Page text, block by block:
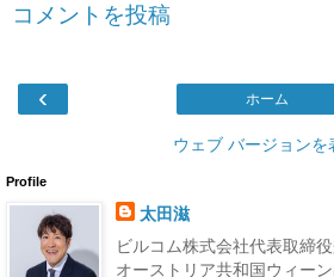
コメントを投稿
‹ ホーム
ウェブ バージョンを
Profile
太田滋
ビルコム株式会社代表取締
オーストリア共和国ウィー